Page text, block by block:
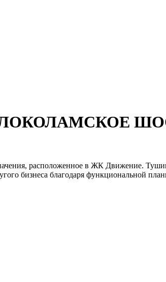
расположенное в ЖК Движение.
бизнеса благодаря функциональной